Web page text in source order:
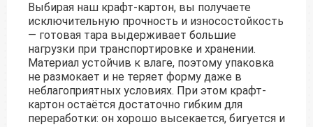
Выбирая наш крафт-картон, вы получаете
исключительную прочность и износостойкость
— готовая тара выдерживает большие
нагрузки при транспортировке и хранении.
Материал устойчив к влаге, поэтому упаковка
не размокает и не теряет форму даже в
неблагоприятных условиях. При этом крафт-
картон остаётся достаточно гибким для
переработки: он хорошо высекается, бигуется и